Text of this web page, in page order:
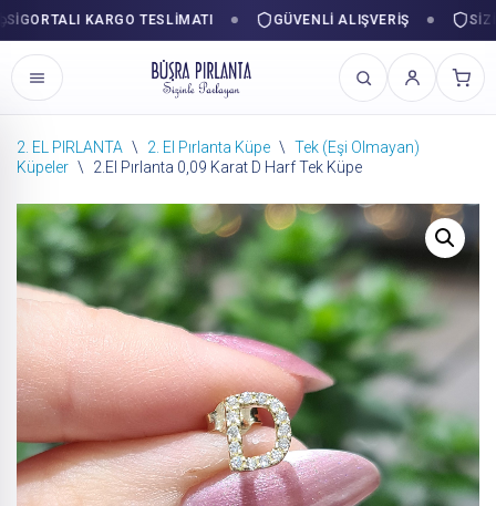
KARGO TESLIMATI GÜVENLI ALIŞVERIŞ
İçeriğe
2. EL PIRLANTA \ 2. El Pırlanta Küpe \ Tek (Eşi Olmayan)
Küpeler \ 2.El Pırlanta 0,09 Karat D Harf Tek Küpe